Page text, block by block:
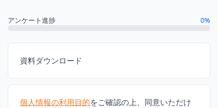
アンケート進捗 0%
資料ダウンロード
個人情報の利用目的をご確認の上、同意いただけ